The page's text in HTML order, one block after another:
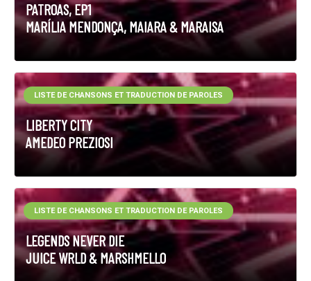
PATROAS, EP1
MARÍLIA MENDONÇA, MAIARA & MARAISA
LIBERTY CITY
AMEDEO PREZIOSI
LISTE DE CHANSONS ET TRADUCTION DE PAROLES
LEGENDS NEVER DIE
JUICE WRLD & MARSHMELLO
LISTE DE CHANSONS ET TRADUCTION DE PAROLES